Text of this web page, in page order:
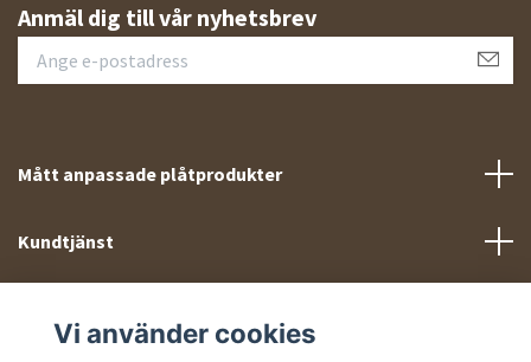
Anmäl dig till vår nyhetsbrev
Mått anpassade plåtprodukter
Kundtjänst
Vi använder cookies